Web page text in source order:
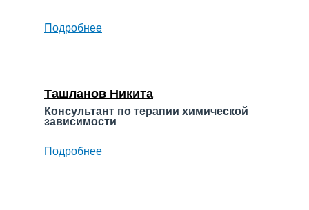
Подробнее
Ташланов Никита
Консультант по терапии химической
зависимости
Подробнее